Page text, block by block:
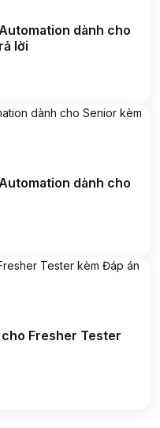
dành cho
lời
dành cho
Fresher Tester